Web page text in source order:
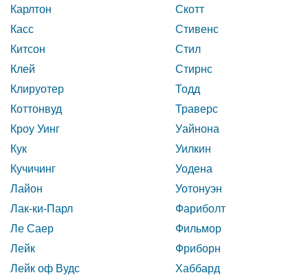
Карлтон
Касс
Китсон
Клей
Клируотер
Коттонвуд
Кроу Уинг
Кук
Кучичинг
Лайон
Лак-ки-Парл
Ле Саер
Лейк
Лейк оф Вудс
Скотт
Стивенс
Стил
Стирнс
Тодд
Траверс
Уайнона
Уилкин
Уодена
Уотонуэн
Фариболт
Фильмор
Фриборн
Хаббард